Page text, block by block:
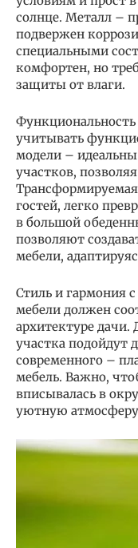
солнце. Металл –
подвержен
специальными
комфортен, но
защиты от влаги.
учитывать
модели –
участков,
гостей, легко
в большой
позволяют
мебели,
Стиль и гармония
мебели должен
архитектуре дачи.
участка подойдут
современного –
мебель. Важно,
вписывалась в
уютную